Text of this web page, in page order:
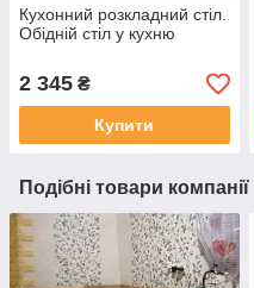
Кухонний розкладний стіл.
Обідній стіл у кухню
2 345 ₴
Купити
Подібні товари компанії